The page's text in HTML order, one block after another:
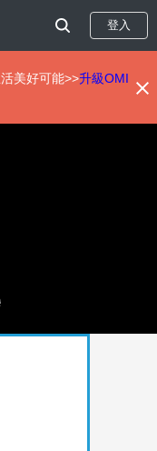
登入
美好可能>>升級OMI